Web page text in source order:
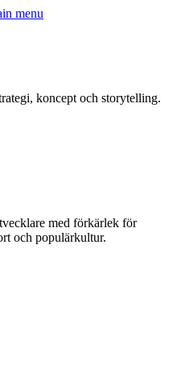
menu
koncept och storytelling.
med förkärlek för
och populärkultur.